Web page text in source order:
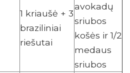
1 kriaušė + 3
braziliniai
riešutai
avokadų
sriubos
košės ir 1/2
medaus
sriubos